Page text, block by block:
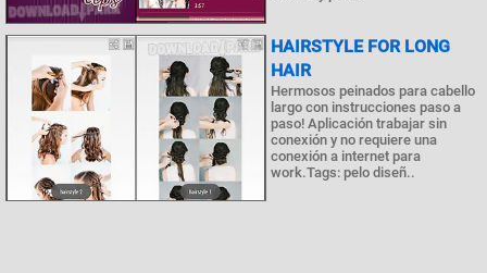
HAIRSTYLE FOR LONG
HAIR
Hermosos peinados para cabello
largo con instrucciones paso a
paso! Aplicación trabajar sin
conexión y no requiere una
conexión a internet para
work.Tags: pelo diseñ..